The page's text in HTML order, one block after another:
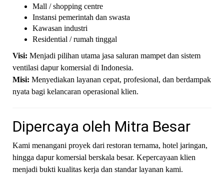
Mall / shopping centre
Instansi pemerintah dan swasta
Kawasan industri
Residential / rumah tinggal
Visi: Menjadi pilihan utama jasa saluran mampet dan sistem
ventilasi dapur komersial di Indonesia.
Misi: Menyediakan layanan cepat, profesional, dan berdampak
nyata bagi kelancaran operasional klien.
Dipercaya oleh Mitra Besar
Kami menangani proyek dari restoran ternama, hotel jaringan,
hingga dapur komersial berskala besar. Kepercayaan klien
menjadi bukti kualitas kerja dan standar layanan kami.